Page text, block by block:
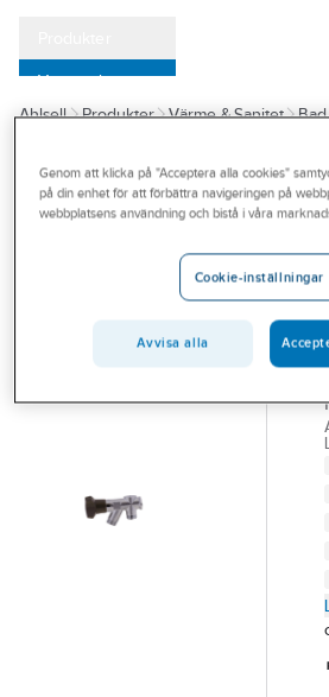
Varumärken
Kampanjer
Outlet
Branscher
Ahlsell Produkter Värme & Sanitet
Genom att klicka på "Acceptera alla cookies"
på din enhet för att förbättra navigeringen på
webbplatsens användning och bistå i våra
Cookie-inställningar
Avvisa alla